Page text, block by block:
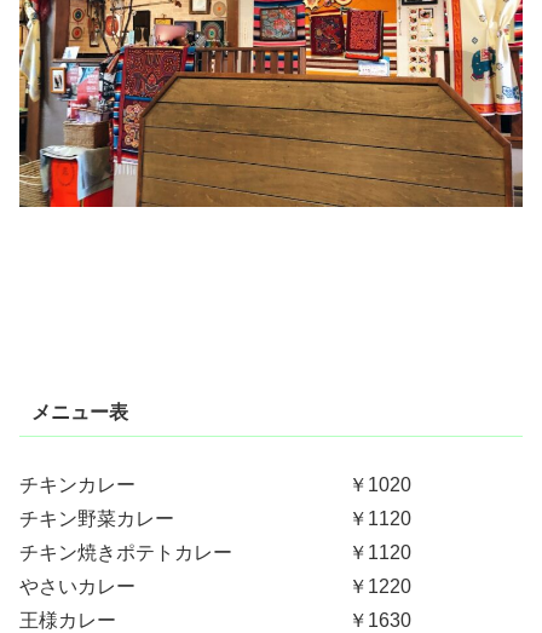
メニュー表
チキンカレー ￥1020
チキン野菜カレー ￥1120
チキン焼きポテトカレー ￥1120
やさいカレー ￥1220
王様カレー ￥1630